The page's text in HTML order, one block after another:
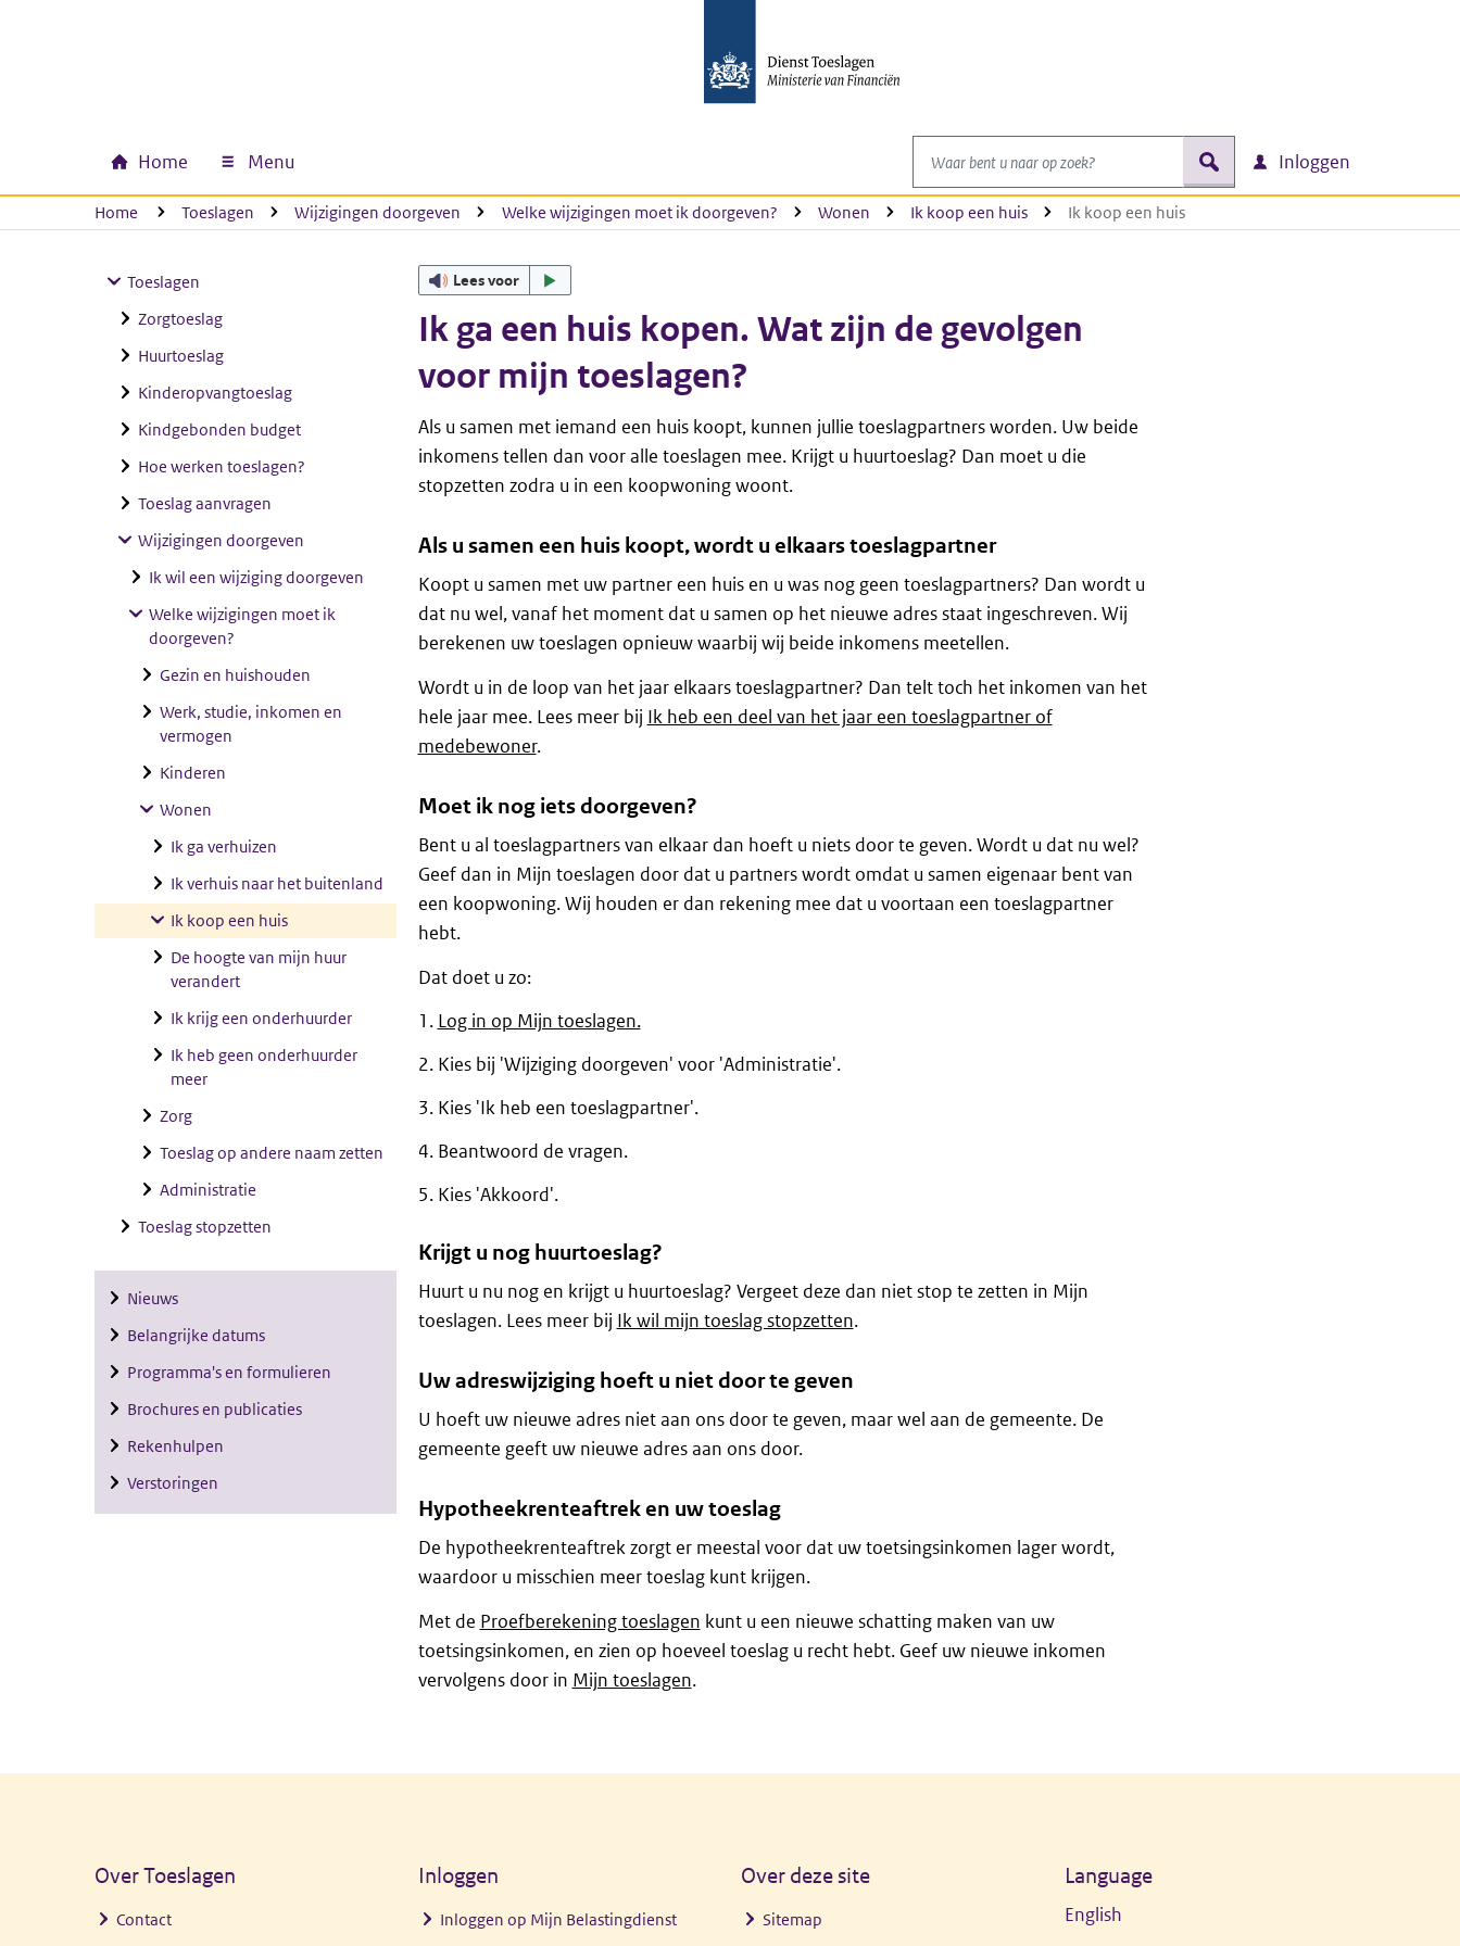
Hoofdnavigatie
Home Menu
Waar bent u naar op zoek?
zoek Inloggen
U bevindt zich hier:
Home Toeslagen Wijzigingen doorgeven Welke wijzigingen moet ik doorgeven? Wonen Ik koop een huis Ik koop een huis
Toeslagen
Zorgtoeslag
Huurtoeslag
Kinderopvangtoeslag
Kindgebonden budget
Hoe werken toeslagen?
Toeslag aanvragen
Wijzigingen doorgeven
Ik wil een wijziging doorgeven
Welke wijzigingen moet ik
doorgeven?
Gezin en huishouden
Werk, studie, inkomen en
vermogen
Kinderen
Wonen
Ik ga verhuizen
Ik verhuis naar het buitenland
Ik koop een huis
De hoogte van mijn huur
verandert
Ik krijg een onderhuurder
Ik heb geen onderhuurder
meer
Zorg
Toeslag op andere naam zetten
Administratie
Toeslag stopzetten
Nieuws
Belangrijke datums
Programma's en formulieren
Brochures en publicaties
Rekenhulpen
Verstoringen
Lees voor
Ik ga een huis kopen. Wat zijn de gevolgen
voor mijn toeslagen?
Als u samen met iemand een huis koopt, kunnen jullie toeslagpartners worden. Uw beide
inkomens tellen dan voor alle toeslagen mee. Krijgt u huurtoeslag? Dan moet u die
stopzetten zodra u in een koopwoning woont.
Als u samen een huis koopt, wordt u elkaars toeslagpartner
Koopt u samen met uw partner een huis en u was nog geen toeslagpartners? Dan wordt u
dat nu wel, vanaf het moment dat u samen op het nieuwe adres staat ingeschreven. Wij
berekenen uw toeslagen opnieuw waarbij wij beide inkomens meetellen.
Wordt u in de loop van het jaar elkaars toeslagpartner? Dan telt toch het inkomen van het
hele jaar mee. Lees meer bij Ik heb een deel van het jaar een toeslagpartner of
medebewoner.
Moet ik nog iets doorgeven?
Bent u al toeslagpartners van elkaar dan hoeft u niets door te geven. Wordt u dat nu wel?
Geef dan in Mijn toeslagen door dat u partners wordt omdat u samen eigenaar bent van
een koopwoning. Wij houden er dan rekening mee dat u voortaan een toeslagpartner
hebt.
Dat doet u zo:
Log in op Mijn toeslagen.
Kies bij 'Wijziging doorgeven' voor 'Administratie'.
Kies 'Ik heb een toeslagpartner'.
Beantwoord de vragen.
Kies 'Akkoord'.
Krijgt u nog huurtoeslag?
Huurt u nu nog en krijgt u huurtoeslag? Vergeet deze dan niet stop te zetten in Mijn
toeslagen. Lees meer bij Ik wil mijn toeslag stopzetten.
Uw adreswijziging hoeft u niet door te geven
U hoeft uw nieuwe adres niet aan ons door te geven, maar wel aan de gemeente. De
gemeente geeft uw nieuwe adres aan ons door.
Hypotheekrenteaftrek en uw toeslag
De hypotheekrenteaftrek zorgt er meestal voor dat uw toetsingsinkomen lager wordt,
waardoor u misschien meer toeslag kunt krijgen.
Met de Proefberekening toeslagen kunt u een nieuwe schatting maken van uw
toetsingsinkomen, en zien op hoeveel toeslag u recht hebt. Geef uw nieuwe inkomen
vervolgens door in Mijn toeslagen.
Over Toeslagen
Contact
Inloggen
Inloggen op Mijn Belastingdienst
Over deze site
Sitemap
Language
English